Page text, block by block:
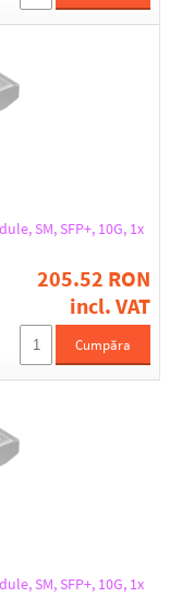
SM, SFP+, 10G, 1x
205.52 RON
incl. VAT
Cumpăra
SM, SFP+, 10G, 1x